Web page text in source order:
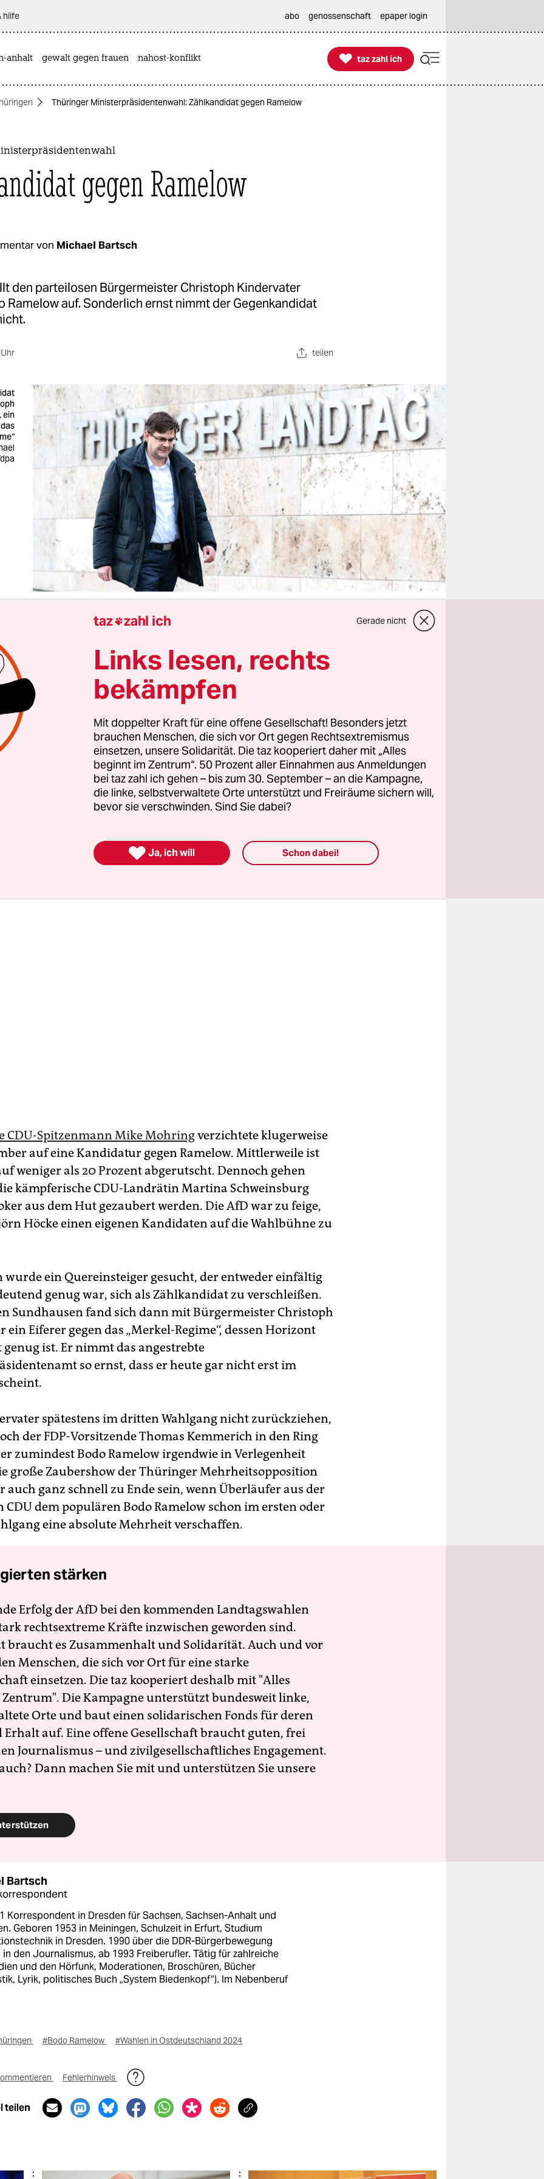
hilfe abo genossenschaft epaper login
anhalt gewalt gegen frauen nahost-konflikt 
taz zahl ich
taz zahl ich
Thüringer Ministerpräsidentenwahl: Zählkandidat gegen Ramelow
gegen Ramelow
von Michael Bartsch
den parteilosen Bürgermeister Christoph Kindervater
Ramelow auf. Sonderlich ernst nimmt der Gegenkandidat
teilen
ein
ist bei der
Wahl eines Ministerpräsidenten im
Landtag am Mittwoch garantiert, womöglich sogar
Krimi. Der 2014 gewählte und nach Verlust der rot-rot-
seit Oktober 2019 geschäftsführend amtierende
ist bester Laune, seit die AfD einen
präsentiert. So könne der schwammige Wortlaut der
eindeutig interpretiert werden, wonach im dritten
meisten Stimmen“ genügen.
Wahlkrimi rührt zum einen daher, dass der am
Stimmen an einer eigenen Mehrheit fehlen. Zum anderen
Eierei der „destruktiven Mehrheit“ von AfD, CDU
CDU-Spitzenmann Mike Mohringverzichtete klugerweise
auf eine Kandidatur gegen Ramelow. Mittlerweile ist
weniger als 20 Prozent abgerutscht. Dennoch gehen
kämpferische CDU-Landrätin Martina Schweinsburg
aus dem Hut gezaubert werden. Die AfD war zu feige,
Höcke einen eigenen Kandidaten auf die Wahlbühne zu
wurde ein Quereinsteiger gesucht, der entweder einfältig
genug war, sich als Zählkandidat zu verschleißen.
Sundhausen fand sich dann mit Bürgermeister Christoph
ein Eiferer gegen das „Merkel-Regime“, dessen Horizont
ist. Er nimmt das angestrebte
so ernst, dass er heute gar nicht erst im
spätestens im dritten Wahlgang nicht zurückziehen,
der FDP-Vorsitzende Thomas Kemmerich in den Ring
zumindest Bodo Ramelow irgendwie in Verlegenheit
große Zaubershow der Thüringer Mehrheitsopposition
auch ganz schnell zu Ende sein, wenn Überläufer aus der
CDU dem populären Bodo Ramelow schon im ersten oder
eine absolute Mehrheit verschaffen.
stärken
Erfolg der AfD bei den kommenden Landtagswahlen
rechtsextreme Kräfte inzwischen geworden sind.
braucht es Zusammenhalt und Solidarität. Auch und vor
Menschen, die sich vor Ort für eine starke
einsetzen. Die taz kooperiert deshalb mit "Alles
Die Kampagne unterstützt bundesweit linke,
Orte und baut einen solidarischen Fonds für deren
Erhalt auf. Eine offene Gesellschaft braucht guten, frei
Journalismus – und zivilgesellschaftliches Engagement.
Dann machen Sie mit und unterstützen Sie unsere
Bartsch
Korrespondent in Dresden für Sachsen, Sachsen-Anhalt und
Geboren 1953 in Meiningen, Schulzeit in Erfurt, Studium
in Dresden. 1990 über die DDR-Bürgerbewegung
in den Journalismus, ab 1993 Freiberufler. Tätig für zahlreiche
und den Hörfunk, Moderationen, Broschüren, Bücher
Lyrik, politisches Buch „System Biedenkopf“). Im Nebenberuf
#Bodo Ramelow #Wahlen in Ostdeutschland 2024
Fehlerhinweis
teilen
taz zahl ich Gerade nicht
Links lesen, rechts
bekämpfen
Mit doppelter Kraft für eine offene Gesellschaft! Besonders jetzt
brauchen Menschen, die sich vor Ort gegen Rechtsextremismus
einsetzen, unsere Solidarität. Die taz kooperiert daher mit „Alles
beginnt im Zentrum“. 50 Prozent aller Einnahmen aus Anmeldungen
bei taz zahl ich gehen – bis zum 30. September – an die Kampagne,
die linke, selbstverwaltete Orte unterstützt und Freiräume sichern will,
bevor sie verschwinden. Sind Sie dabei?
 Ja, ich will Schon dabei!